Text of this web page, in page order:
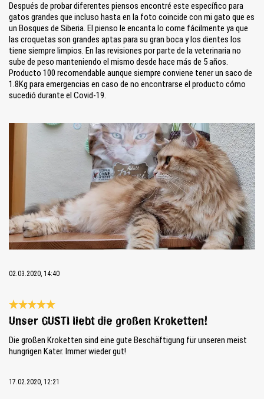
Después de probar diferentes piensos encontré este específico para
gatos grandes que incluso hasta en la foto coincide con mi gato que es
un Bosques de Siberia. El pienso le encanta lo come fácilmente ya que
las croquetas son grandes aptas para su gran boca y los dientes los
tiene siempre limpios. En las revisiones por parte de la veterinaria no
sube de peso manteniendo el mismo desde hace más de 5 años.
Producto 100 recomendable aunque siempre conviene tener un saco de
1.8Kg para emergencias en caso de no encontrarse el producto cómo
sucedió durante el Covid-19.
Skip image gallery
02.03.2020, 14:40
Review with rating of 5 out of 5 stars
Unser GUSTI liebt die großen Kroketten!
Die großen Kroketten sind eine gute Beschäftigung für unseren meist
hungrigen Kater. Immer wieder gut!
17.02.2020, 12:21